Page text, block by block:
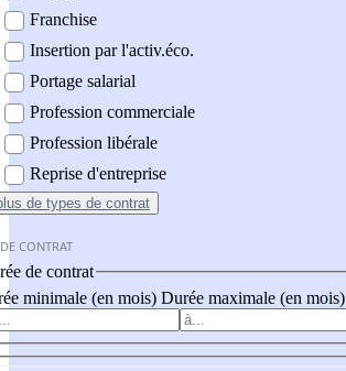
Franchise
Insertion par l'activ.éco.
Portage salarial
Profession commerciale
Profession libérale
Reprise d'entreprise
de types de contrat
CONTRAT
de contrat
minimale (en mois) Durée maximale (en mois)